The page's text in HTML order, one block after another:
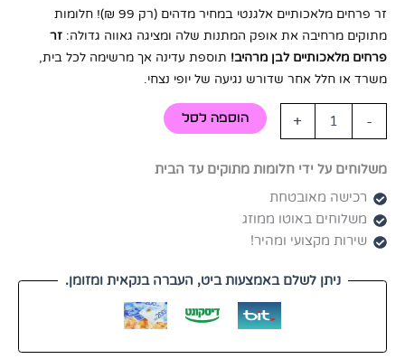
זר פרחים מלאכותיים אלגנטי במחיר מדהים (רק 99 ₪)! חלומות
מתוקים מרחיבה את אופק המתנות שלה ומציגה גאווה גדולה: זר
פרחים מלאכותיים לבן מרהיב! תוספת עדינה אך מרשימה לכל בית,
משרד או חלל אחר שדורש נגיעה של יופי נצחי.
-
+ הוספה לסל
משלוחים על ידי חלומות מתוקים עד הבית
רכישה מאובטחת
משלוחים באוטו ממוזג
שירות מקצועי ומהיר!
ניתן לשלם באמצעות ביט, העברה בנקאית ומזומן.